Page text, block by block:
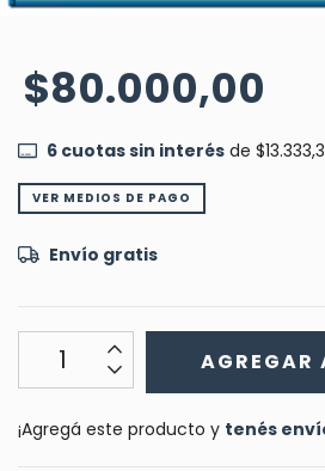
$80.000,00
6cuotas sin interésde
VER MEDIOS DE PAGO
Envío gratis
¡Agregá este producto y tenés